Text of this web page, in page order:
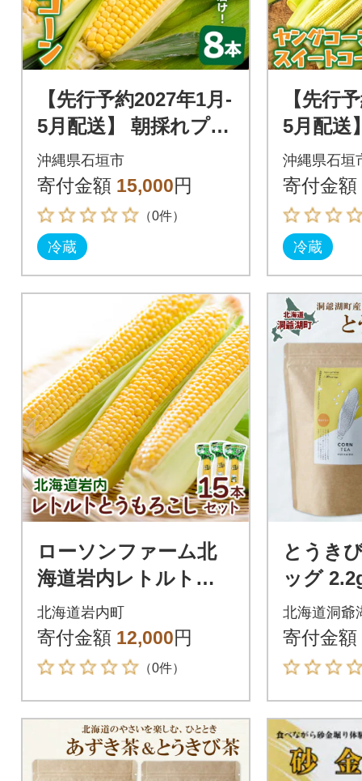
【先行予約2027年1月-
5月配送】 朝採れプレ
ミアムスイートコー
ンを皮付きのまま8本
お届け!!
沖縄県石垣市
寄付金額 15,000円
（0件）
冷蔵
【先行
5月配送
ヤング
ートコ
り定期
沖縄県石垣
寄付金額
冷蔵
ローソンファーム北
海道岩内レトルトと
うもろこし15本セッ
ト
北海道岩内町
寄付金額 12,000円
（0件）
とうき
ッグ
もろこ
道 洞爺
北海道洞爺
寄付金額